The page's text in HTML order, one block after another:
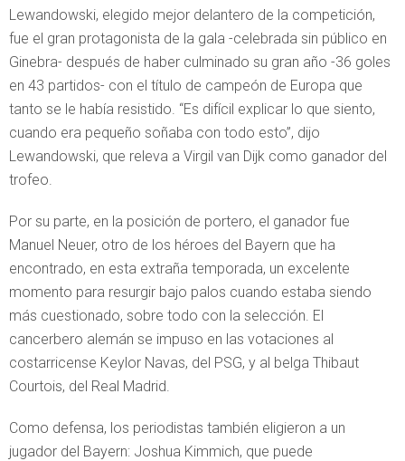
Lewandowski, elegido mejor delantero de la competición,
fue el gran protagonista de la gala -celebrada sin público en
Ginebra- después de haber culminado su gran año -36 goles
en 43 partidos- con el título de campeón de Europa que
tanto se le había resistido. “Es difícil explicar lo que siento,
cuando era pequeño soñaba con todo esto”, dijo
Lewandowski, que releva a Virgil van Dijk como ganador del
trofeo.
Por su parte, en la posición de portero, el ganador fue
Manuel Neuer, otro de los héroes del Bayern que ha
encontrado, en esta extraña temporada, un excelente
momento para resurgir bajo palos cuando estaba siendo
más cuestionado, sobre todo con la selección. El
cancerbero alemán se impuso en las votaciones al
costarricense Keylor Navas, del PSG, y al belga Thibaut
Courtois, del Real Madrid.
Como defensa, los periodistas también eligieron a un
jugador del Bayern: Joshua Kimmich, que puede